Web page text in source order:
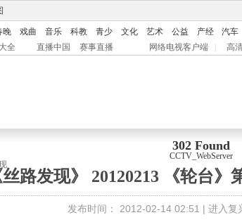
晚 戏曲 音乐 科教 青少 文化 艺术 公益 产经 汽车
全 直播中国 赛事直播 网络电视客户端 高
302 Found
CCTV_WebServer
丝路发现》 20120213 《轮台》
发布时间： 2012-02-14 02:51 | 进入复